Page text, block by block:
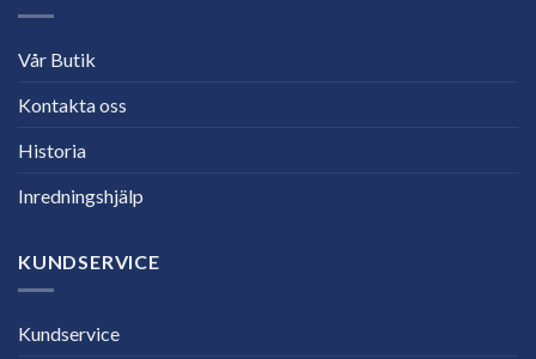
Vår Butik
Kontakta oss
Historia
Inredningshjälp
KUNDSERVICE
Kundservice